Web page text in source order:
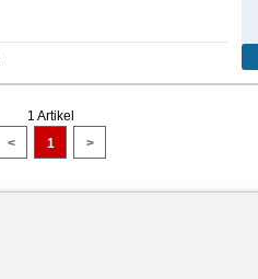
1 Artikel
<
1 >